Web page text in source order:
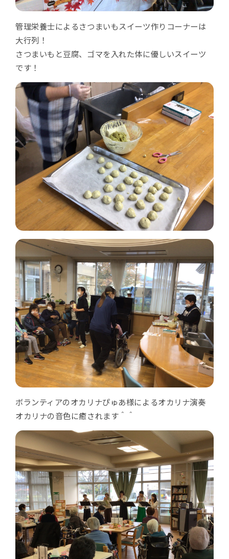
管理栄養士によるさつまいもスイーツ作りコーナーは
大行列！
さつまいもと豆腐、ゴマを入れた体に優しいスイーツ
です！
ボランティアのオカリナぴゅあ様によるオカリナ演奏
オカリナの音色に癒されます＾＾